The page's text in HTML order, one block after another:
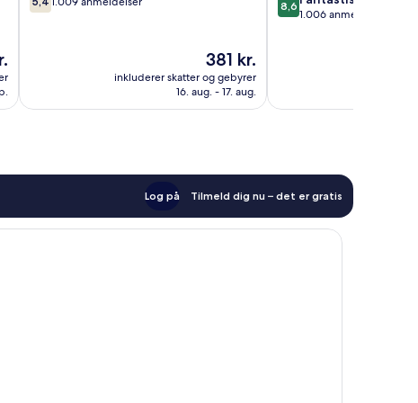
ud
Prisen
er
381 kr.
381 kr.
inkluderer skatter og gebyrer
16. aug. - 17. aug.
ud
8,6
1.006 anmeldelser
Log på Tilmeld dig nu – det er gratis